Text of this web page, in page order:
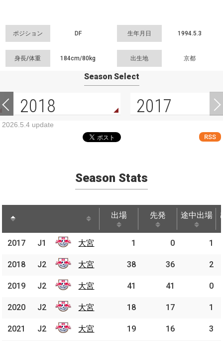
ポジション DF 生年月日 1994.5.3
身長/体重 184cm/80kg 出生地 京都
Season Select
2018 2017
2026.5.4 update
RSS
Season Stats
出場 先発 途中出場
途中出場
2017 大宮 1 0 1
2018 大宮 38 36 2
2019 大宮 41 41 0
2020 大宮 18 17 1
2021 大宮 19 16 3
2017 J1 大宮
2018 J2 大宮
2019 J2 大宮
2020 J2 大宮
2021 J2 大宮